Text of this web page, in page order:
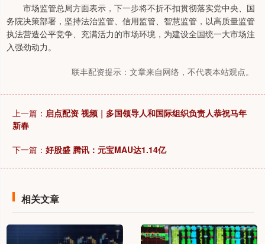
市场监管总局方面表示，下一步将不折不扣贯彻落实党中央、国
务院决策部署，坚持法治监管、信用监管、智慧监管，以高质量监管
执法营造公平竞争、充满活力的市场环境，为建设全国统一大市场注
入强劲动力。
联丰配资提示：文章来自网络，不代表本站观点。
上一篇： 启点配资 视频｜多国领导人和国际组织负责人恭祝马年
新春
下一篇： 好股盛 腾讯：元宝MAU达1.14亿
相关文章